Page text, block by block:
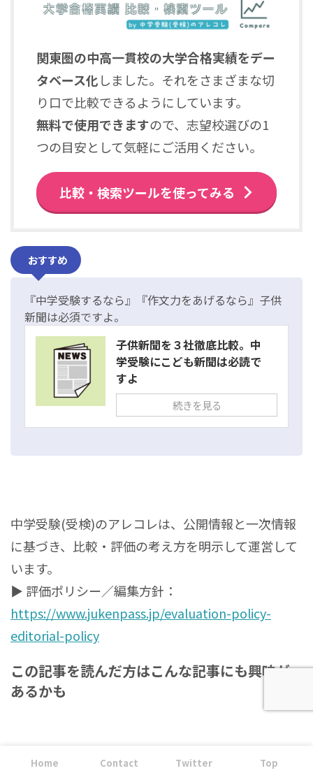
関東圏の中高一貫校の大学合格実績をデー
タベース化しました。それをさまざまな切
り口で比較できるようにしています。
無料で使用できますので、志望校選びの1
つの目安として気軽にご活用ください。
比較・検索ツールを使ってみる
おすすめ
『中学受験するなら』『作文力をあげるなら』子供
新聞は必須ですよ。
子供新聞を３社徹底比較。中
学受験にこども新聞は必読で
すよ
続きを見る
中学受験(受検)のアレコレは、公開情報と一次情報
に基づき、比較・評価の考え方を明示して運営して
います。
▶ 評価ポリシー／編集方針：
https://www.jukenpass.jp/evaluation-policy-
editorial-policy
この記事を読んだ方はこんな記事にも興味が
あるかも
Home Contact Twitter Top